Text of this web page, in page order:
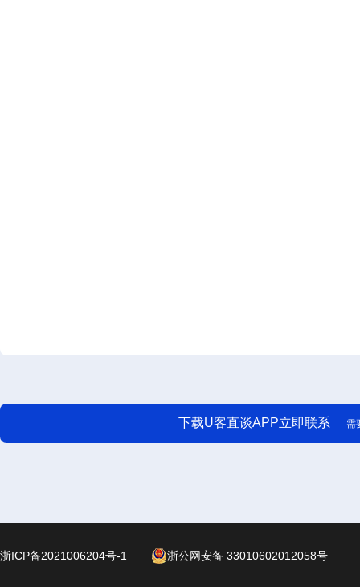
下载U客直谈APP立即联系 需
浙ICP备2021006204号-1 浙公网安备 33010602012058号